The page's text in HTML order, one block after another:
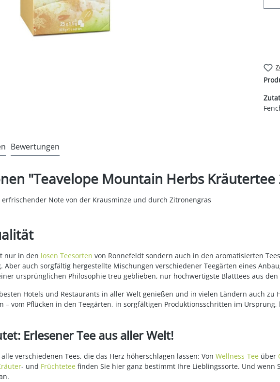
Bewertungen
"Teavelope Mountain Herbs Kräutertee
Note von der Krausminze und durch Zitronengras
nur in den losen Teesorten von Ronnefeldt sondern auch in den aromatisierten
auch sorgfältig hergestellte Mischungen verschiedener Teegärten eines
ursprünglichen Philosophie treu geblieben, nur hochwertigste Blatttees aus
Hotels und Restaurants in aller Welt genießen und in vielen Ländern auch
– vom Pflücken in den Teegärten, in sorgfältigen Produktionsschritten im
Erlesener Tee aus aller Welt!
verschiedenen Tees, die das Herz höherschlagen lassen: Von Wellness-Tee über
- und Früchtetee finden Sie hier ganz bestimmt Ihre Lieblingssorte. Und